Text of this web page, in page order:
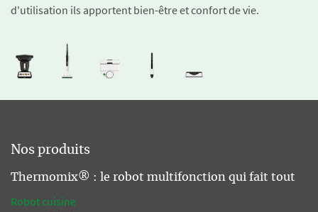
d'utilisation ils apportent bien-être et confort de vie.
Nos produits
Thermomix® : le robot multifonction qui fait tout
Robot cuisine